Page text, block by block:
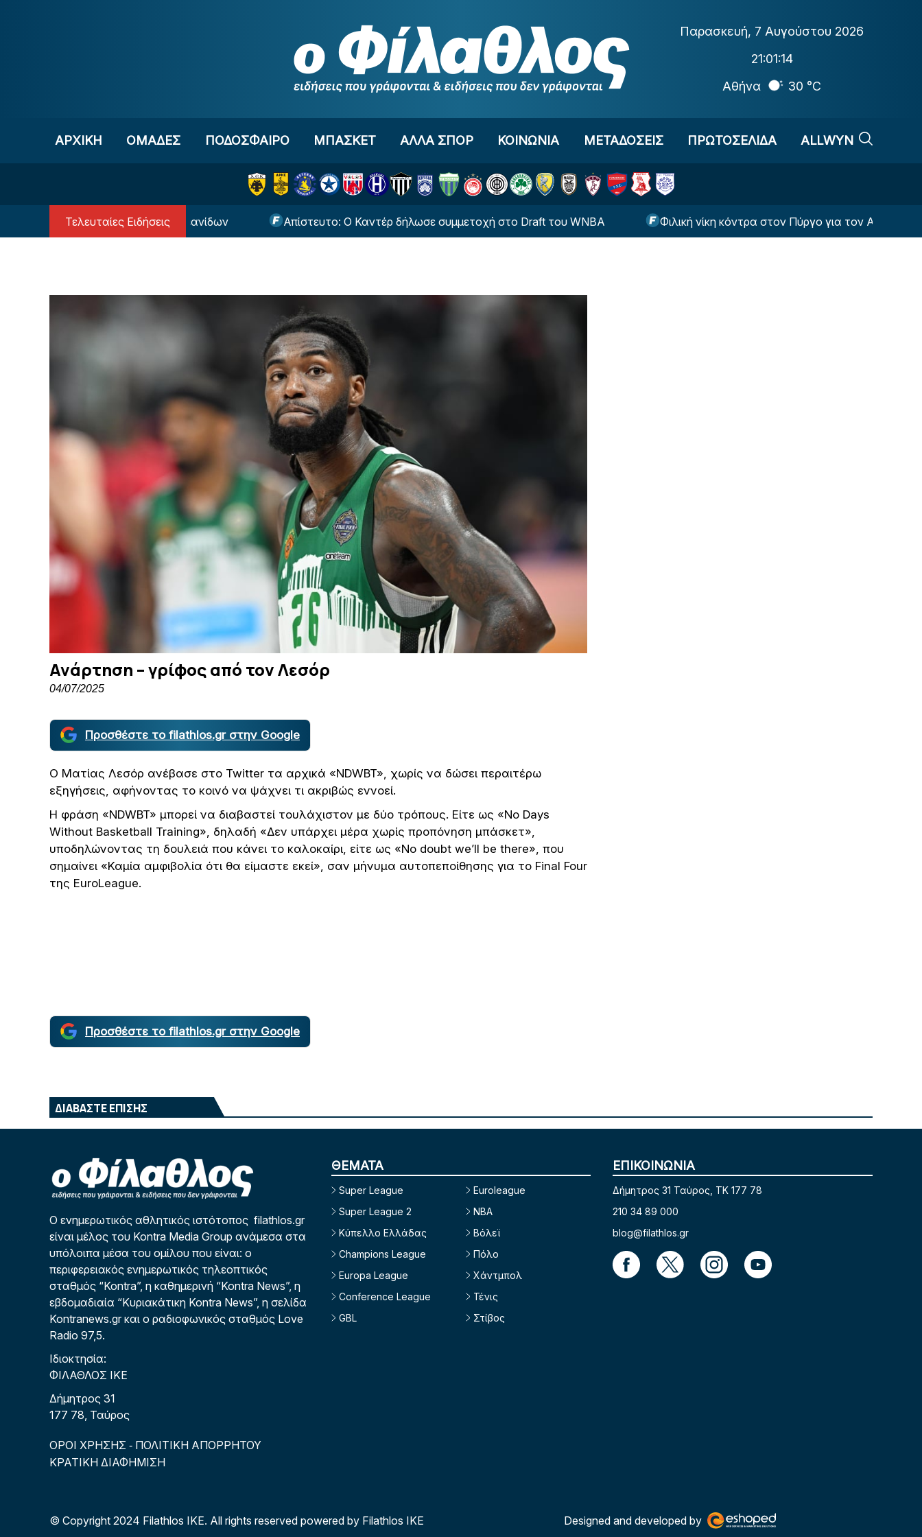
Παρασκευή, 7 Αυγούστου 2026
21:01:15
Αθήνα
30 °C
ΑΡΧΙΚΗ OΜΑΔΕΣ ΠΟΔΟΣΦΑΙΡΟ ΜΠΑΣΚΕΤ ΑΛΛΑ ΣΠΟΡ ΚΟΙΝΩΝΙΑ ΜΕΤΑΔΟΣΕΙΣ ΠΡΩΤΟΣΕΛΙΔΑ ALLWYN
Τελευταίες Ειδήσεις
Κατέρρευσε η Εθνική Νεανίδων Απίστευτο: Ο Καντέρ δήλωσε συμμετοχή στο Draft του WNBA Φιλική νίκη κόντρα στον Πύργο για τον Αστέρα Τρίπολης
Ανάρτηση – γρίφος από τον Λεσόρ
04/07/2025
Προσθέστε το filathlos.gr στην Google
Ο Ματίας Λεσόρ ανέβασε στο Twitter τα αρχικά «NDWBT», χωρίς να δώσει περαιτέρω
εξηγήσεις, αφήνοντας το κοινό να ψάχνει τι ακριβώς εννοεί.
Η φράση «NDWBT» μπορεί να διαβαστεί τουλάχιστον με δύο τρόπους. Είτε ως «No Days
Without Basketball Training», δηλαδή «Δεν υπάρχει μέρα χωρίς προπόνηση μπάσκετ»,
υποδηλώνοντας τη δουλειά που κάνει το καλοκαίρι, είτε ως «No doubt we’ll be there», που
σημαίνει «Καμία αμφιβολία ότι θα είμαστε εκεί», σαν μήνυμα αυτοπεποίθησης για το Final Four
της EuroLeague.
Προσθέστε το filathlos.gr στην Google
ΔΙΑΒΑΣΤΕ ΕΠΙΣΗΣ
Ο ενημερωτικός αθλητικός ιστότοπος filathlos.gr
είναι μέλος του Kontra Media Group ανάμεσα στα
υπόλοιπα μέσα του ομίλου που είναι: ο
περιφερειακός ενημερωτικός τηλεοπτικός
σταθμός “Kontra”, η καθημερινή “Kontra News”, η
εβδομαδιαία “Κυριακάτικη Kontra News”, η σελίδα
Kontranews.gr και ο ραδιοφωνικός σταθμός Love
Radio 97,5.
Ιδιοκτησία:
ΦΙΛΑΘΛΟΣ ΙΚΕ
Δήμητρος 31
177 78, Ταύρος
ΟΡΟΙ ΧΡΗΣΗΣ - ΠΟΛΙΤΙΚΗ ΑΠΟΡΡΗΤΟΥ
ΚΡΑΤΙΚΗ ΔΙΑΦΗΜΙΣΗ
ΘΕΜΑΤΑ
Super League
Super League 2
Κύπελλο Ελλάδας
Champions League
Europa League
Conference League
GBL
Euroleague
NBA
Βόλεϊ
Πόλο
Χάντμπολ
Τένις
Στίβος
ΕΠΙΚΟΙΝΩΝΙΑ
Δήμητρος 31 Ταύρος, TK 177 78
210 34 89 000
blog@filathlos.gr
© Copyright 2024 Filathlos ΙΚΕ. All rights reserved powered by Filathlos ΙΚΕ Designed and developed by